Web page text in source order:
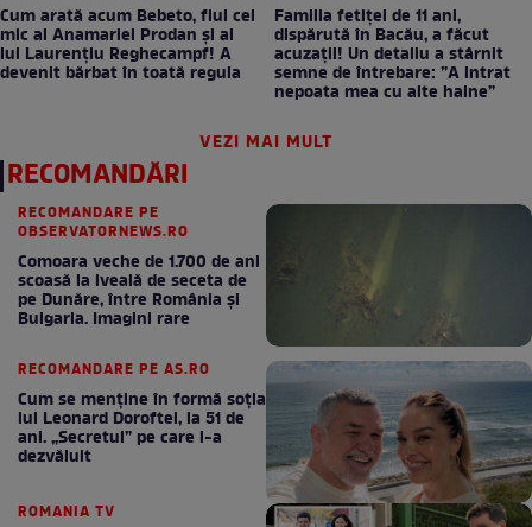
Cum arată acum Bebeto, fiul cel
mic al Anamariei Prodan și al
lui Laurențiu Reghecampf! A
devenit bărbat în toată regula
Familia fetiței de 11 ani,
dispărută în Bacău, a făcut
acuzații! Un detaliu a stârnit
semne de întrebare: ”A intrat
nepoata mea cu alte haine”
VEZI MAI MULT
RECOMANDĂRI
RECOMANDARE PE
OBSERVATORNEWS.RO
Comoara veche de 1.700 de ani
scoasă la iveală de seceta de
pe Dunăre, între România şi
Bulgaria. Imagini rare
RECOMANDARE PE AS.RO
Cum se menţine în formă soţia
lui Leonard Doroftei, la 51 de
ani. „Secretul” pe care l-a
dezvăluit
ROMANIA TV